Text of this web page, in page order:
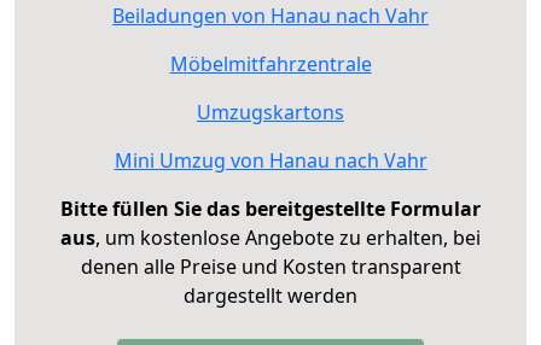
Beiladungen von Hanau nach Vahr
Möbelmitfahrzentrale
Umzugskartons
Mini Umzug von Hanau nach Vahr
Bitte füllen Sie das bereitgestellte Formular
aus, um kostenlose Angebote zu erhalten, bei
denen alle Preise und Kosten transparent
dargestellt werden